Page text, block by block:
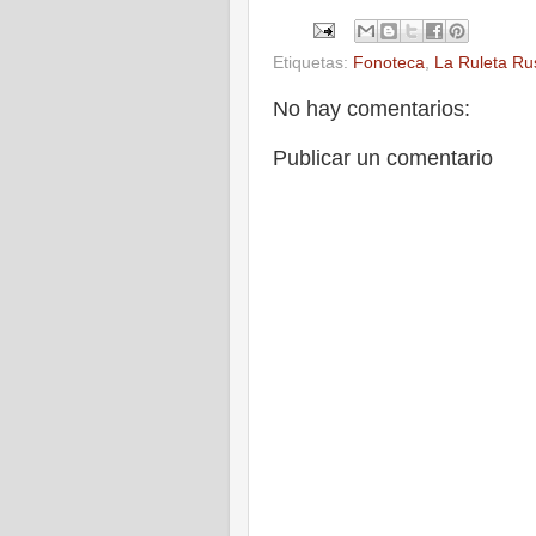
Etiquetas: Fonoteca, La Ruleta
No hay comentarios:
Publicar un comentario